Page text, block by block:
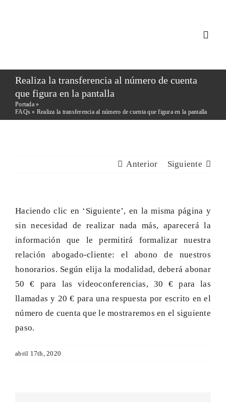
INICIO
NOSOTROS
BLOG
CONTACTO
Realiza la transferencia al número de cuenta
que figura en la pantalla
Portada»
FAQs » Realiza la transferencia al número de cuenta que figura en la pantalla
Anterior Siguiente
Haciendo clic en ‘Siguiente’, en la misma página y
sin necesidad de realizar nada más, aparecerá la
información que le permitirá formalizar nuestra
relación abogado-cliente: el abono de nuestros
honorarios. Según elija la modalidad, deberá abonar
50 € para las videoconferencias, 30 € para las
llamadas y 20 € para una respuesta por escrito en el
número de cuenta que le mostraremos en el siguiente
paso.
abril 17th, 2020